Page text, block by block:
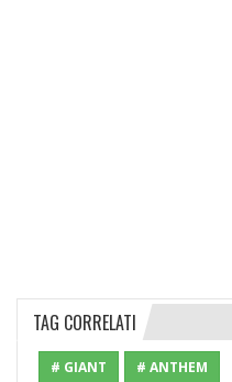
TAG CORRELATI
# GIANT # ANTHEM